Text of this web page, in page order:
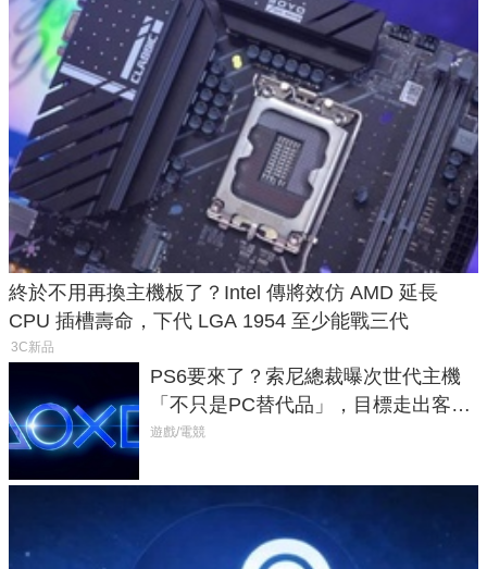
終於不用再換主機板了？Intel 傳將效仿 AMD 延長
CPU 插槽壽命，下代 LGA 1954 至少能戰三代
3C新品
PS6要來了？索尼總裁曝次世代主機
「不只是PC替代品」，目標走出客
廳、進軍電競桌面
遊戲/電競